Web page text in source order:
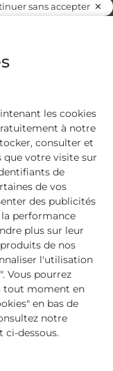
en France
vous conseiller
sans accepter
les cookies
à notre
consulter et
que votre visite sur
de
de vos
des publicités
performance
plus sur leur
de nos
l'utilisation
Vous pourrez
tout moment en
en bas de
notre
dessous.